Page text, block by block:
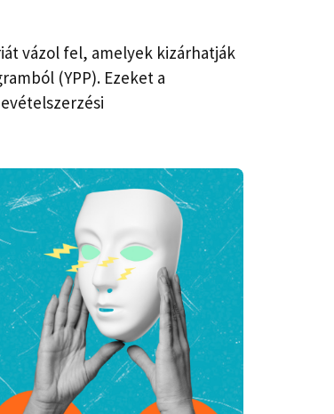
vázol fel, amelyek kizárhatják
(YPP). Ezeket a